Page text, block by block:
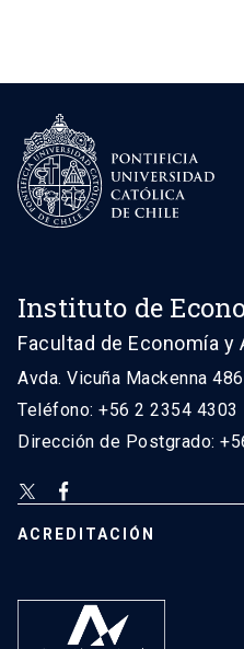
Instituto de
Facultad de Economía y
Avda. Vicuña Mackenna
Teléfono: +56 2 2354 4303
Dirección de Postgrado:
ACREDITACIÓN